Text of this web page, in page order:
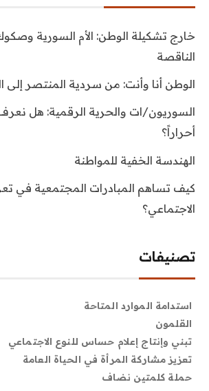
خارج تشكيلة الوطن: الأم السورية
الناقصة
الوطن أنا وأنت: من سردية المنتصر إلى
السوريون/ات والحرية الرقمية: هل
أحراراً؟
الهندسة الخفية للمواطنة
كيف تساهم المبادرات المجتمعية في
الاجتماعي؟
تصنيفات
استدامة الموارد المتاحة
القلمون
تبني وإنتاج إعلام حساس للنوع الاجتماعي
تعزيز مشاركة المرأة في الحياة العامة
حملة كلمتين نضاف